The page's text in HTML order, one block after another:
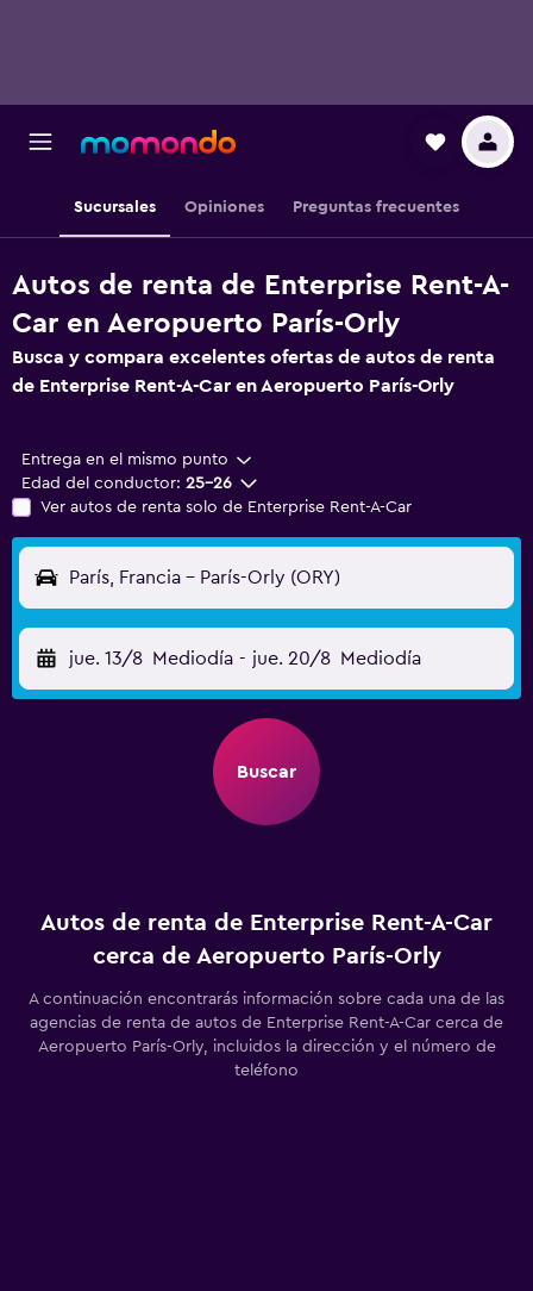
Sucursales Opiniones Preguntas frecuentes
Autos de renta de Enterprise Rent-A-
Car en Aeropuerto París-Orly
Busca y compara excelentes ofertas de autos de renta
de Enterprise Rent-A-Car en Aeropuerto París-Orly
Entrega en el mismo punto
Edad del conductor: 25-26
Ver autos de renta solo de Enterprise Rent-A-Car
París, Francia - París-Orly (ORY)
jue. 13/8 Mediodía - jue. 20/8 Mediodía
Buscar
Autos de renta de Enterprise Rent-A-Car
cerca de Aeropuerto París-Orly
A continuación encontrarás información sobre cada una de las
agencias de renta de autos de Enterprise Rent-A-Car cerca de
Aeropuerto París-Orly, incluidos la dirección y el número de
teléfono